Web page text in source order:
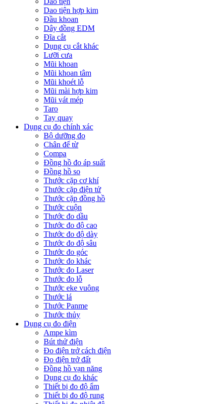
Dao tiện hợp kim
Đầu khoan
Dây đồng EDM
Đĩa cắt
Dụng cụ cắt khác
Lưỡi cưa
Mũi khoan
Mũi khoan tâm
Mũi khoét lỗ
Mũi mài hợp kim
Mũi vát mép
Taro
Tay quay
Dụng cụ đo chính xác
Bộ dưỡng đo
Chân đế từ
Compa
Đồng hồ đo áp suất
Đồng hồ so
Thước cặp cơ khí
Thước cặp điện tử
Thước cặp đồng hồ
Thước cuộn
Thước đo dầu
Thước đo độ cao
Thước đo độ dày
Thước đo độ sâu
Thước đo góc
Thước đo khác
Thước đo Laser
Thước đo lỗ
Thước eke vuông
Thước lá
Thước Panme
Thước thủy
Dụng cụ đo điện
Ampe kìm
Bút thử điện
Đo điện trở cách điện
Đo điện trở đất
Đồng hồ vạn năng
Dụng cụ đo khác
Thiết bị đo độ ẩm
Thiết bị đo độ rung